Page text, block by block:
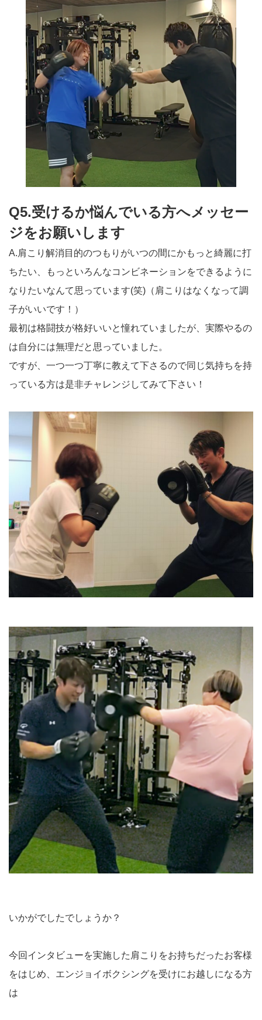
Q5.受けるか悩んでいる方へメッセー
ジをお願いします
A.肩こり解消目的のつもりがいつの間にかもっと綺麗に打
ちたい、もっといろんなコンビネーションをできるように
なりたいなんて思っています(笑)（肩こりはなくなって調
子がいいです！）
最初は格闘技が格好いいと憧れていましたが、実際やるの
は自分には無理だと思っていました。
ですが、一つ一つ丁寧に教えて下さるので同じ気持ちを持
っている方は是非チャレンジしてみて下さい！
いかがでしたでしょうか？
今回インタビューを実施した肩こりをお持ちだったお客様
をはじめ、エンジョイボクシングを受けにお越しになる方
は